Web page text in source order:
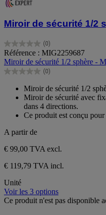
Miroir de sécurité 1/2
(0)
0.0
sur
5
étoiles.
Référence : MIG2259687
Miroir de sécurité 1/2 sphère -
(0)
0.0
étoiles.
Miroir de sécurité 1/2
Miroir de sécurité avec
dans 4 directions.
Ce produit est conçu
A partir de
€ 99,00 TVA excl.
€ 119,79 TVA incl.
Unité
Voir les 3 options
Ce produit n'est pas disponible